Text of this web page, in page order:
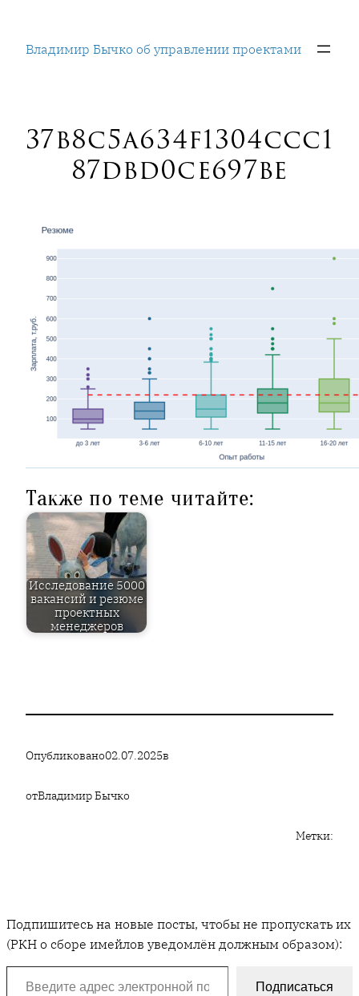
содержимому
Владимир Бычко об управлении проектами
37b8c5a634f1304ccc1
87dbd0ce697be
Также по теме читайте:
Исследование 5000
вакансий и резюме
проектных
менеджеров
Опубликовано02.07.2025в
отВладимир Бычко
Метки:
Подпишитесь на новые посты, чтобы не пропускать их
(РКН о сборе имейлов уведомлён должным образом):
Введите адрес электронной почты…
Подписаться